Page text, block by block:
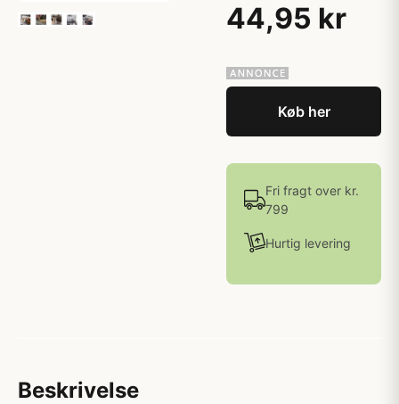
44,95 kr
Køb her
Fri fragt over kr.
799
Hurtig levering
Beskrivelse